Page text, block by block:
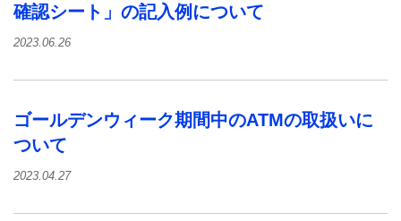
確認シート」の記入例について
2023.06.26
ゴールデンウィーク期間中のATMの取扱いに
ついて
2023.04.27